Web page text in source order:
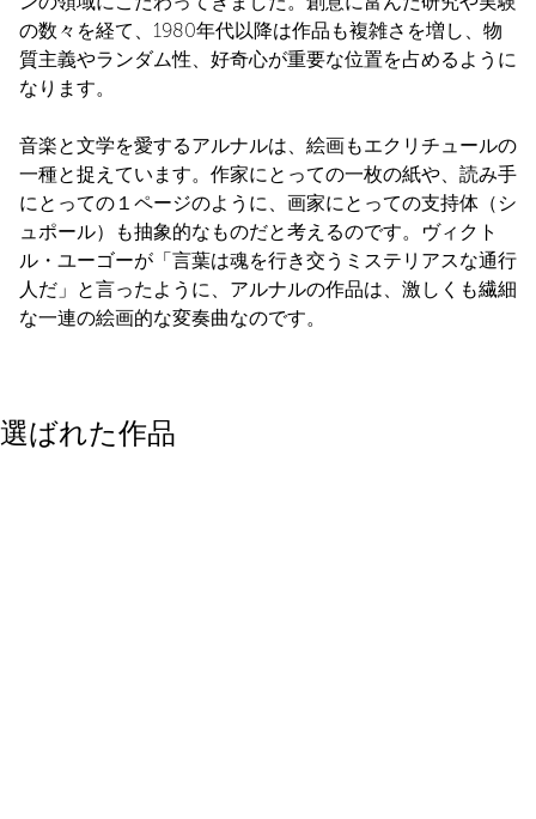
の数々を経て、1980年代以降は作品も複雑さを増し、物
質主義やランダム性、好奇心が重要な位置を占めるように
なります。
音楽と文学を愛するアルナルは、絵画もエクリチュールの
一種と捉えています。作家にとっての一枚の紙や、読み手
にとっての１ページのように、画家にとっての支持体（シ
ュポール）も抽象的なものだと考えるのです。ヴィクト
ル・ユーゴーが「言葉は魂を行き交うミステリアスな通行
人だ」と言ったように、アルナルの作品は、激しくも繊細
な一連の絵画的な変奏曲なのです。
選ばれた作品